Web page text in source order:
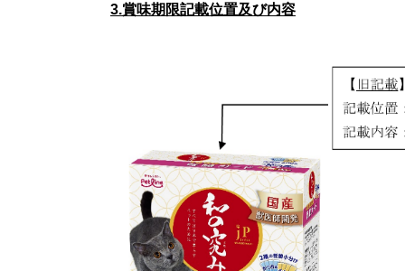
3.賞味期限記載位置及び内容